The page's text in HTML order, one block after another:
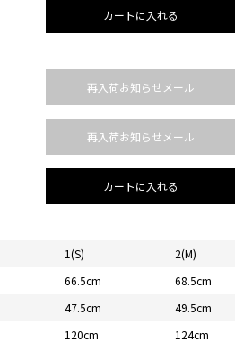
カートに入れる
再入荷お知らせメール
再入荷お知らせメール
カートに入れる
1(S)
66.5cm
47.5cm
120cm
2(M)
68.5cm
49.5cm
124cm